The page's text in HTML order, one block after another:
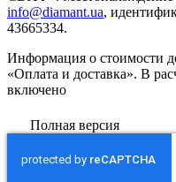
info@diamant.ua,
43665334.
Информация о стоимости
«Оплата и доставка». В
включено
Полная версия